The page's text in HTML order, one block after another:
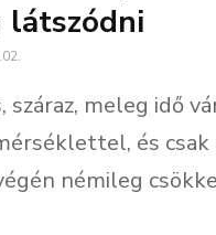
látszódni
meleg idő
és
némileg